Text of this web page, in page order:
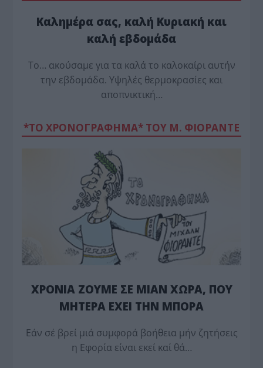
Καλημέρα σας, καλή Κυριακή και
καλή εβδομάδα
Το… ακούσαμε για τα καλά το καλοκαίρι αυτήν
την εβδομάδα. Υψηλές θερμοκρασίες και
αποπνικτική…
*ΤΟ ΧΡΟΝΟΓΡΑΦΗΜΑ* ΤΟΥ Μ. ΦΙΟΡΆΝΤΕ
ΧΡΟΝΙΑ ΖΟΥΜΕ ΣΕ ΜΙΑΝ ΧΩΡΑ, ΠΟΥ
ΜΗΤΕΡΑ ΕΧΕΙ ΤΗΝ ΜΠΟΡΑ
Εάν σέ βρεί μιά συμφορά βοήθεια μήν ζητήσεις
η Εφορία είναι εκεί καί θά…